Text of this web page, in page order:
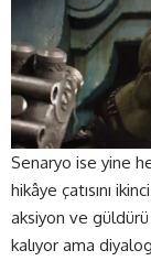
Senaryo ise yine
hikâye çatısını
aksiyon ve güldürü
kalıyor ama